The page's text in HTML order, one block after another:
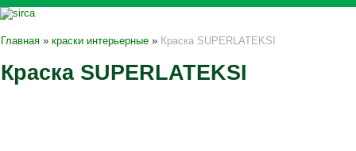
Главная » краски интерьерные » Краска SUPERLATEKSI
Краска SUPERLATEKSI